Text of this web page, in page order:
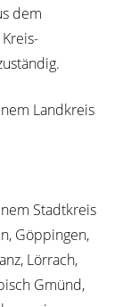
dem
Landkreis
Stadtkreis
Göppingen,
Lörrach,
Gmünd,